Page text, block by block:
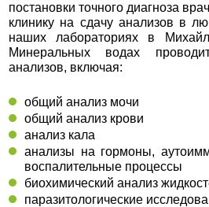
постановки точного диагноза
клинику на сдачу анализов в
наших лабораториях в
Минеральных водах
анализов, включая:
общий анализ мочи
общий анализ крови
анализ кала
анализы на гормоны,
воспалительные процессы
биохимический анализ
паразитологические